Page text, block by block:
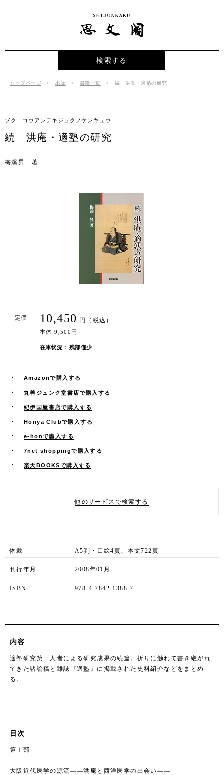
検索する
トップページ 出版 書籍一覧 続 洪庵・適塾の研究
ゾク コウアンテキジュクノケンキュウ
続 洪庵・適塾の研究
梅溪昇 著
定価 10,450 円（税込）
本体 9,500円
在庫状況： 残部僅少
Amazonで購入する
丸善ジュンク堂書店で購入する
紀伊国屋書店で購入する
Honya Clubで購入する
e-honで購入する
7net shoppingで購入する
楽天BOOKSで購入する
他のサービスで検索する
体裁 A5判・口絵4頁、本文722頁
刊行年月 2008年01月
ISBN 978-4-7842-1388-7
内容
適塾研究第一人者による研究成果の続篇。折りに触れて書き継がれ
てきた諸論稿と雑誌『適塾』に掲載された史料紹介などをまとめ
る。
目次
第Ⅰ部
大阪近代医学の源流――洪庵と西洋医学の出会い――